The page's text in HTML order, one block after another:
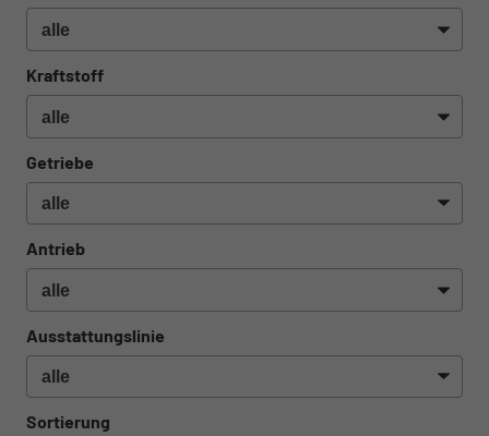
Kraftstoff
Getriebe
Antrieb
Ausstattungslinie
Sortierung